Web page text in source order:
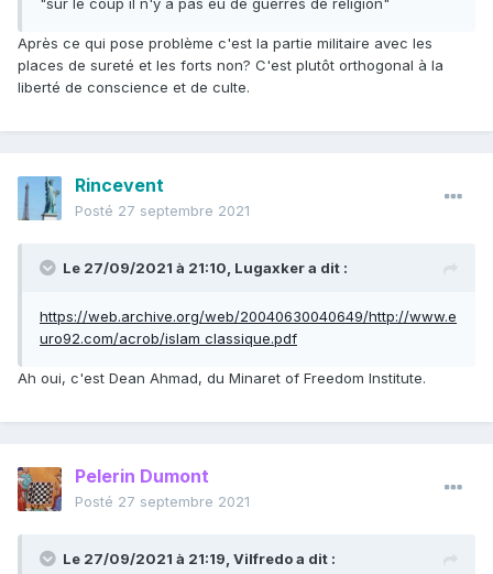
"sur le coup il n'y a pas eu de guerres de religion"
Après ce qui pose problème c'est la partie militaire avec les
places de sureté et les forts non? C'est plutôt orthogonal à la
liberté de conscience et de culte.
Rincevent
Posté 27 septembre 2021
Le 27/09/2021 à 21:10, Lugaxkera dit :
https://web.archive.org/web/20040630040649/http://www.e
uro92.com/acrob/islam classique.pdf
Ah oui, c'est Dean Ahmad, du Minaret of Freedom Institute.
Pelerin Dumont
Posté 27 septembre 2021
Le 27/09/2021 à 21:19, Vilfredoa dit :